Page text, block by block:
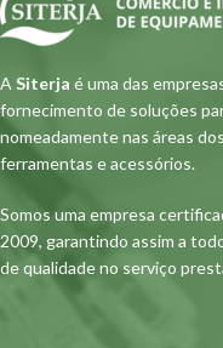
A Siterja é uma das
fornecimento de soluções
nomeadamente nas áreas
ferramentas e acessórios.
Somos uma empresa
2009, garantindo assim a
de qualidade no serviço